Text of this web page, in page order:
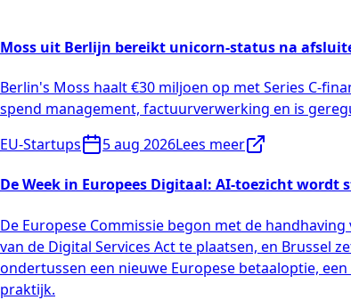
Moss uit Berlijn bereikt unicorn-status na
Berlin's Moss haalt €30 miljoen op met Series C-
spend management, factuurverwerking en is
EU-Startups
5 aug 2026Lees meer
De Week in Europees Digitaal: AI-toezicht wordt
De Europese Commissie begon met de
van de Digital Services Act te plaatsen, en Brussel
ondertussen een nieuwe Europese betaaloptie,
praktijk.